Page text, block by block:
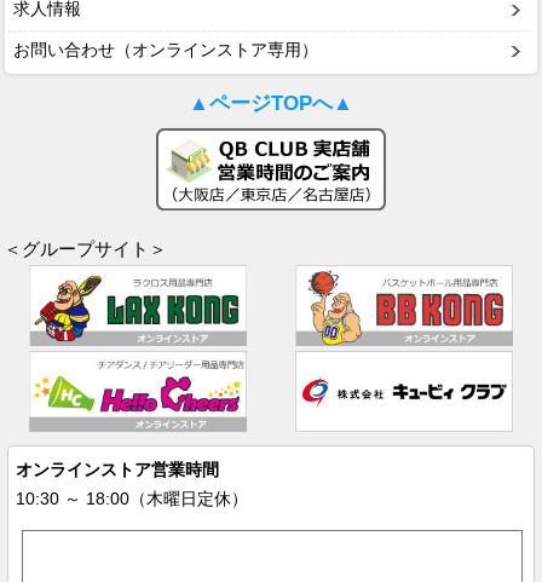
求人情報
お問い合わせ（オンラインストア専用）
▲ページTOPへ▲
＜グループサイト＞
オンラインストア営業時間
10:30 ～ 18:00（木曜日定休）